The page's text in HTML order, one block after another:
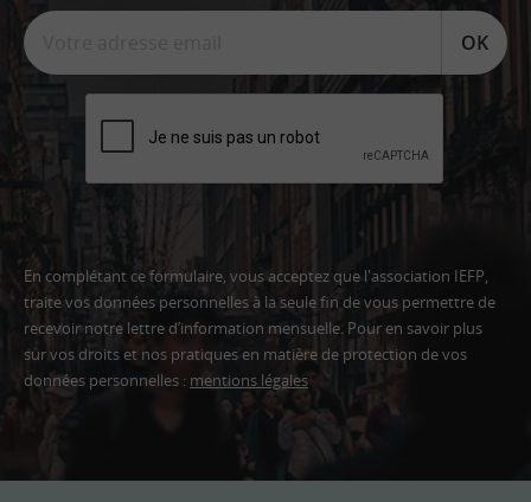
OK
En complétant ce formulaire, vous acceptez que l'association IEFP,
traite vos données personnelles à la seule fin de vous permettre de
recevoir notre lettre d’information mensuelle. Pour en savoir plus
sur vos droits et nos pratiques en matière de protection de vos
données personnelles : mentions légales
Adresse